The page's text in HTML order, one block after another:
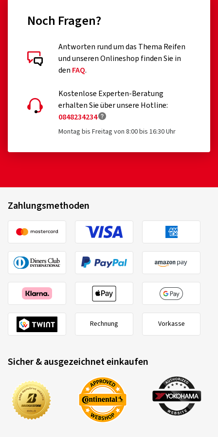
professionelle Off-Road-Reifen
Rennreifen
Reifen mit Zusatzvorrichtungen zur Verbesserung der
Notreifen des Typs T
Reifen mit einer zulässigen Geschwindigkeit unter 80
Reifen für Felgen mit einem Nenndurchmesser ≤ 254
Barum 04440700000
205/65 R15C 102T/100T
EU-Reifenlabel Datenblatt
Kundenbewertungen im Detail
12.02.2026
Ø Durchschnittliche Jahresfahrleistung:
Noch Fragen?
Antworten rund um das Thema Reifen
und unseren Onlineshop finden Sie in
den FAQ.
Kostenlose Experten-Beratung
erhalten Sie über unsere Hotline:
0848234234
Montag bis Freitag von 8:00 bis 16:30 Uhr
Zahlungsmethoden
Rechnung Vorkasse
Sicher & ausgezeichnet einkaufen